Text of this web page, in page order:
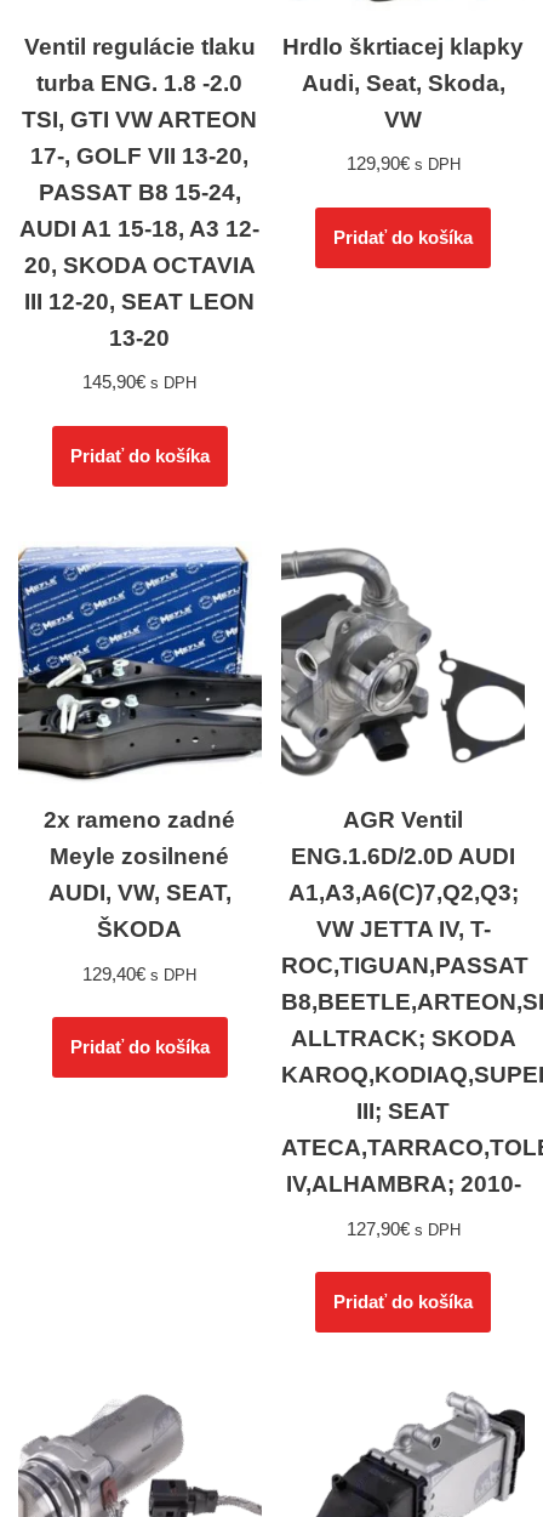
Ventil regulácie tlaku
turba ENG. 1.8 -2.0
TSI, GTI VW ARTEON
17-, GOLF VII 13-20,
PASSAT B8 15-24,
AUDI A1 15-18, A3 12-
20, SKODA OCTAVIA
III 12-20, SEAT LEON
13-20
145,90€ s DPH
Pridať do košíka
Hrdlo škrtiacej klapky
Audi, Seat, Skoda,
VW
129,90€ s DPH
Pridať do košíka
2x rameno zadné
Meyle zosilnené
AUDI, VW, SEAT,
ŠKODA
129,40€ s DPH
Pridať do košíka
AGR Ventil
ENG.1.6D/2.0D AUDI
A1,A3,A6(C)7,Q2,Q3;
VW JETTA IV, T-
ROC,TIGUAN,PASSAT
ALLTRACK; SKODA
III; SEAT
IV,ALHAMBRA; 2010-
127,90€ s DPH
Pridať do košíka